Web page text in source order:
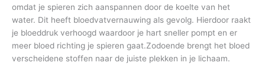
omdat je spieren zich aanspannen door de koelte van het
water. Dit heeft bloedvatvernauwing als gevolg. Hierdoor raakt
je bloeddruk verhoogd waardoor je hart sneller pompt en er
meer bloed richting je spieren gaat.Zodoende brengt het bloed
verscheidene stoffen naar de juiste plekken in je lichaam.